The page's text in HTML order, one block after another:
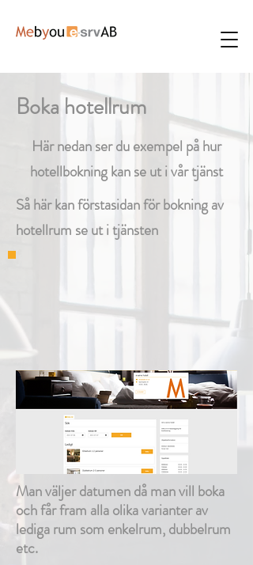
Boka hotellrum
Här nedan ser du exempel på hur
hotellbokning kan se ut i vår tjänst
Så här kan förstasidan för bokning av
hotellrum se ut i tjänsten
Man väljer datumen då man vill boka
och får fram alla olika varianter av
lediga rum som enkelrum, dubbelrum
etc.